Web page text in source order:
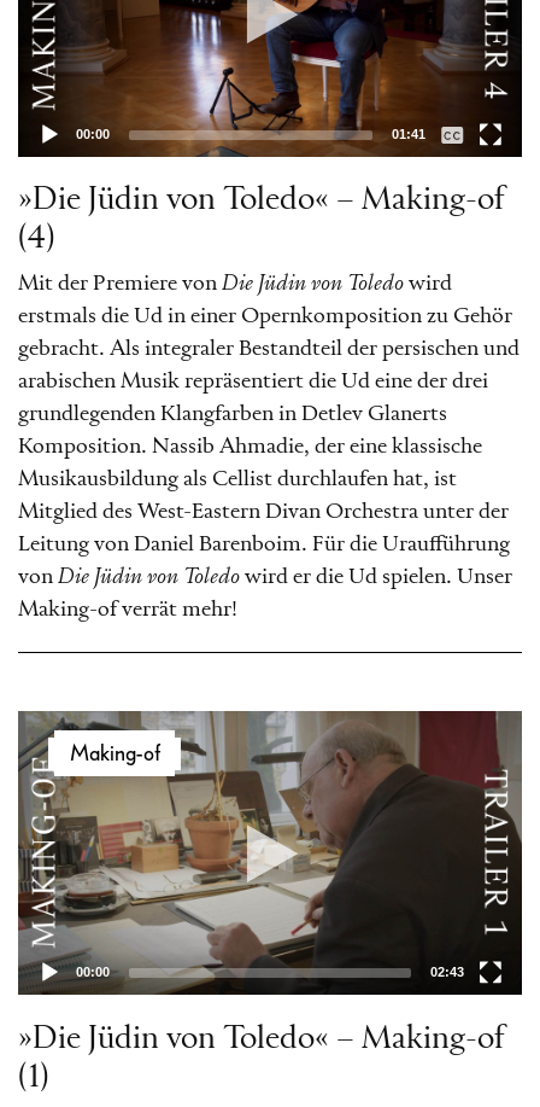
00:00 01:41
»Die Jüdin von Toledo« – Making-of
(4)
Mit der Premiere von Die Jüdin von Toledo wird
erstmals die Ud in einer Opernkomposition zu Gehör
gebracht. Als integraler Bestandteil der persischen und
arabischen Musik repräsentiert die Ud eine der drei
grundlegenden Klangfarben in Detlev Glanerts
Komposition. Nassib Ahmadie, der eine klassische
Musikausbildung als Cellist durchlaufen hat, ist
Mitglied des West-Eastern Divan Orchestra unter der
Leitung von Daniel Barenboim. Für die Uraufführung
von Die Jüdin von Toledo wird er die Ud spielen. Unser
Making-of verrät mehr!
Video-
Player
00:00 02:43
Making-of
»Die Jüdin von Toledo« – Making-of
(1)